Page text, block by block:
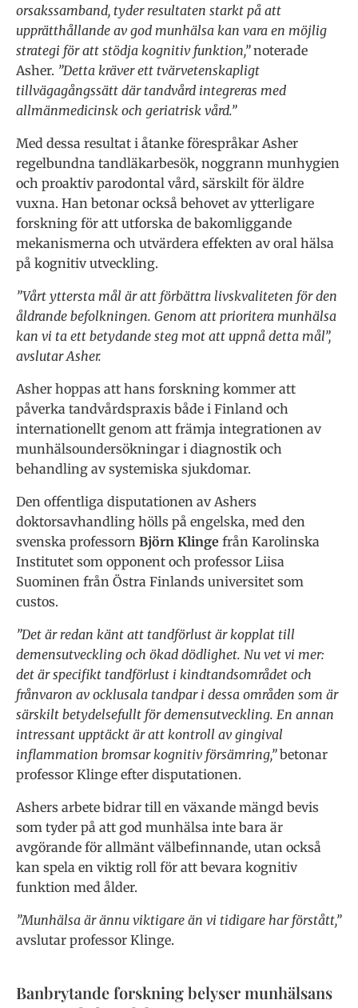
orsakssamband, tyder resultaten starkt på att
upprätthållande av god munhälsa kan vara en möjlig
strategi för att stödja kognitiv funktion,”noterade
Asher. ”Detta kräver ett tvärvetenskapligt
tillvägagångssätt där tandvård integreras med
allmänmedicinsk och geriatrisk vård.”
Med dessa resultat i åtanke förespråkar Asher
regelbundna tandläkarbesök, noggrann munhygien
och proaktiv parodontal vård, särskilt för äldre
vuxna. Han betonar också behovet av ytterligare
forskning för att utforska de bakomliggande
mekanismerna och utvärdera effekten av oral hälsa
på kognitiv utveckling.
”Vårt yttersta mål är att förbättra livskvaliteten för den
åldrande befolkningen. Genom att prioritera munhälsa
kan vi ta ett betydande steg mot att uppnå detta mål”,
avslutar Asher.
Asher hoppas att hans forskning kommer att
påverka tandvårdspraxis både i Finland och
internationellt genom att främja integrationen av
munhälsoundersökningar i diagnostik och
behandling av systemiska sjukdomar.
Den offentliga disputationen av Ashers
doktorsavhandling hölls på engelska, med den
svenska professorn Björn Klinge från Karolinska
Institutet som opponent och professor Liisa
Suominen från Östra Finlands universitet som
custos.
”Det är redan känt att tandförlust är kopplat till
demensutveckling och ökad dödlighet. Nu vet vi mer:
det är specifikt tandförlust i kindtandsområdet och
frånvaron av ocklusala tandpar i dessa områden som är
särskilt betydelsefullt för demensutveckling. En annan
intressant upptäckt är att kontroll av gingival
inflammation bromsar kognitiv försämring,”betonar
professor Klinge efter disputationen.
Ashers arbete bidrar till en växande mängd bevis
som tyder på att god munhälsa inte bara är
avgörande för allmänt välbefinnande, utan också
kan spela en viktig roll för att bevara kognitiv
funktion med ålder.
”Munhälsa är ännu viktigare än vi tidigare har förstått,”
avslutar professor Klinge.
Banbrytande forskning belyser munhälsans